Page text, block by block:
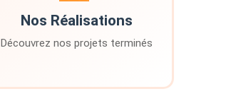
Nos Réalisations
Découvrez nos projets terminés